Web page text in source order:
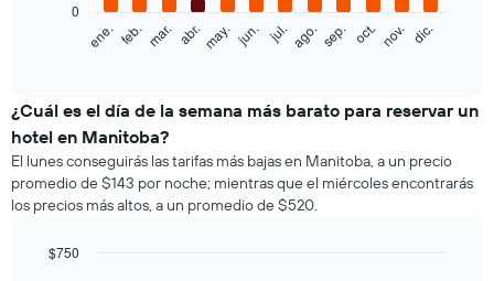
siguiente
el
precio
promedio
de
una
habitación
mes
ene. feb. mar. abr.may. jun. jul. ago. sep. oct. nov. dic.
0
¿Cuál es el día de la semana más barato para reservar un
hotel en Manitoba?
El lunes conseguirás las tarifas más bajas en Manitoba, a un precio
promedio de $143 por noche; mientras que el miércoles encontrarás
los precios más altos, a un promedio de $520.
$750